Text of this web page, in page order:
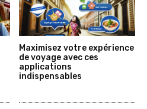
Maximisez votre expérience
de voyage avec ces
applications
indispensables